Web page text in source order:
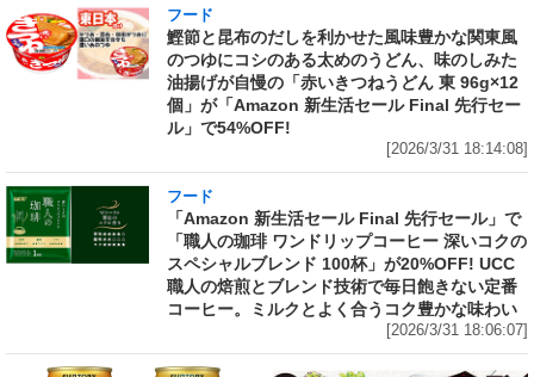
フード
鰹節と昆布のだしを利かせた風味豊かな関東風
のつゆにコシのある太めのうどん、味のしみた
油揚げが自慢の「赤いきつねうどん 東 96g×12
個」が「Amazon 新生活セール Final 先行セー
ル」で54%OFF!
[2026/3/31 18:14:08]
フード
「Amazon 新生活セール Final 先行セール」で
「職人の珈琲 ワンドリップコーヒー 深いコクの
スペシャルブレンド 100杯」が20%OFF! UCC
職人の焙煎とブレンド技術で毎日飽きない定番
コーヒー。ミルクとよく合うコク豊かな味わい
[2026/3/31 18:06:07]